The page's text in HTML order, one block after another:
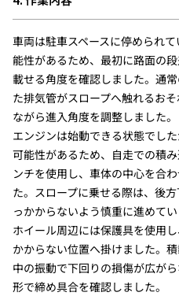
車両は駐車スペースに停められ
能性があるため、最初に路面の
載せる角度を確認しました。通
た排気管がスロープへ触れるお
ながら進入角度を調整しました。
エンジンは始動できる状態でし
可能性があるため、自走での積
ンチを使用し、車体の中心を合
た。スロープに乗せる際は、後
っかからないよう慎重に進めてい
ホイール周辺には保護具を使用
かからない位置へ掛けました。
中の振動で下回りの損傷が広が
形で締め具合を確認しました。